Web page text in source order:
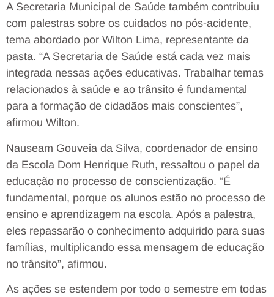
A Secretaria Municipal de Saúde também contribuiu
com palestras sobre os cuidados no pós-acidente,
tema abordado por Wilton Lima, representante da
pasta. “A Secretaria de Saúde está cada vez mais
integrada nessas ações educativas. Trabalhar temas
relacionados à saúde e ao trânsito é fundamental
para a formação de cidadãos mais conscientes”,
afirmou Wilton.
Nauseam Gouveia da Silva, coordenador de ensino
da Escola Dom Henrique Ruth, ressaltou o papel da
educação no processo de conscientização. “É
fundamental, porque os alunos estão no processo de
ensino e aprendizagem na escola. Após a palestra,
eles repassarão o conhecimento adquirido para suas
famílias, multiplicando essa mensagem de educação
no trânsito”, afirmou.
As ações se estendem por todo o semestre em todas